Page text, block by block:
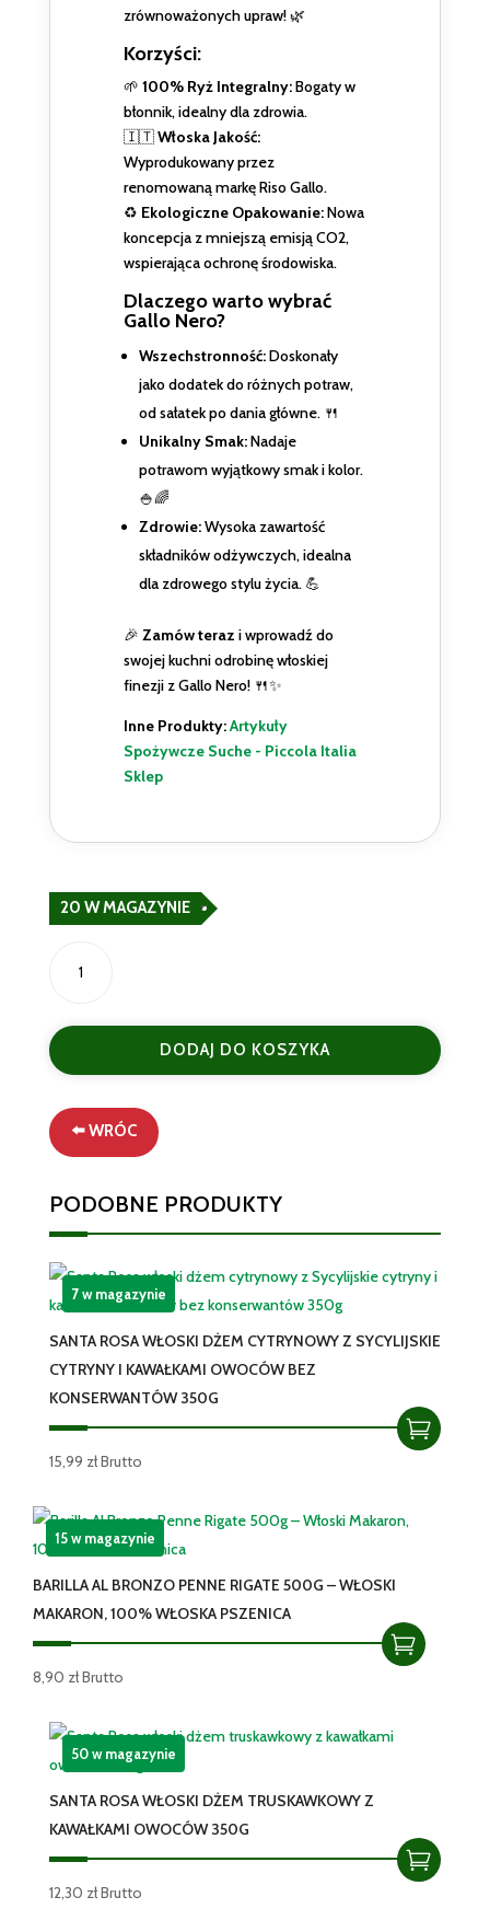
zrównoważonych upraw! 🌿
Korzyści:
🌱100% Ryż Integralny:Bogaty w
błonnik, idealny dla zdrowia.
🇮🇹Włoska Jakość:
Wyprodukowany przez
renomowaną markę Riso Gallo.
♻️ Ekologiczne Opakowanie:Nowa
koncepcja z mniejszą emisją CO2,
wspierająca ochronę środowiska.
Dlaczego warto wybrać
Gallo Nero?
Wszechstronność:Doskonały
jako dodatek do różnych potraw,
od sałatek po dania główne. 🍴
Unikalny Smak:Nadaje
potrawom wyjątkowy smak i kolor.
🍚🌈
Zdrowie:Wysoka zawartość
składników odżywczych, idealna
dla zdrowego stylu życia. 💪
🎉 Zamów teraz i wprowadź do
swojej kuchni odrobinę włoskiej
finezji z Gallo Nero! 🍴✨
Inne Produkty:Artykuły
Spożywcze Suche - Piccola Italia
Sklep
20 W MAGAZYNIE
Czarny
Ryż
Nero
-
Włoski
Pełnoziarnisty
DODAJ DO KOSZYKA
⬅️ WRÓC
PODOBNE PRODUKTY
SANTA ROSA WŁOSKI DŻEM CYTRYNOWY Z SYCYLIJSKIE
CYTRYNY I KAWAŁKAMI OWOCÓW BEZ
KONSERWANTÓW 350G
15,99 złBrutto
7 w magazynie
BARILLA AL BRONZO PENNE RIGATE 500G – WŁOSKI
MAKARON, 100% WŁOSKA PSZENICA
8,90 złBrutto
15 w magazynie
SANTA ROSA WŁOSKI DŻEM TRUSKAWKOWY Z
KAWAŁKAMI OWOCÓW 350G
12,30 złBrutto
50 w magazynie